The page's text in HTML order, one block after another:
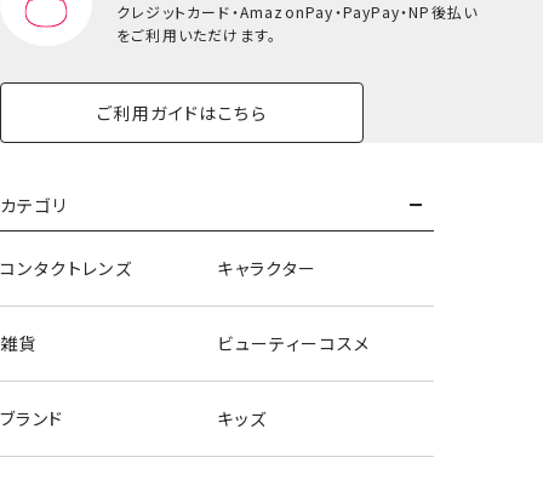
クレジットカード・AmazonPay・PayPay・NP後払い
をご利用いただけます。
ご利用ガイドはこちら
カテゴリ
コンタクトレンズ キャラクター
雑貨 ビューティーコスメ
ブランド キッズ